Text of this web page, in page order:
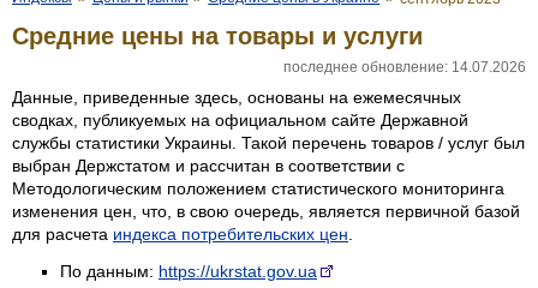
Средние цены на товары и услуги
последнее обновление: 14.07.2026
Данные, приведенные здесь, основаны на ежемесячных
сводках, публикуемых на официальном сайте Державной
службы статистики Украины. Такой перечень товаров / услуг был
выбран Держстатом и рассчитан в соответствии с
Методологическим положением статистического мониторинга
изменения цен, что, в свою очередь, является первичной базой
для расчета индекса потребительских цен
По данным: https://ukrstat.gov.ua